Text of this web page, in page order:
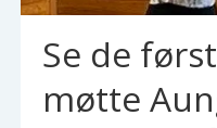
Se de
møtte